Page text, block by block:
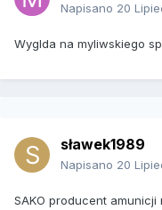
Napisano 20
Wyglda na myliwskiego
sławek1989
Napisano 20
SAKO producent